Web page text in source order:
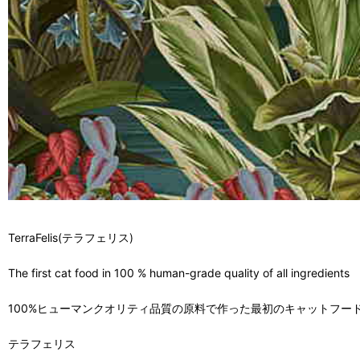
TerraFelis(テラフェリス)
The first cat food in 100 % human-grade quality of all ingredients
100%ヒューマンクオリティ品質の原料で作った最初のキャットフー
テラフェリス